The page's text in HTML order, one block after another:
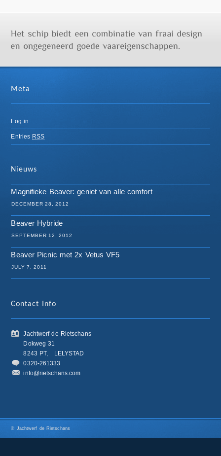
Meta
Log in
Entries RSS
Nieuws
Magnifieke Beaver: geniet van alle comfort
DECEMBER 28, 2012
Beaver Hybride
SEPTEMBER 12, 2012
Beaver Picnic met 2x Vetus VF5
JULY 7, 2011
Contact Info
Jachtwerf de Rietschans
Dokweg 31
8243 PT,
LELYSTAD
0320-261333
info@rietschans.com
© Jachtwerf de Rietschans